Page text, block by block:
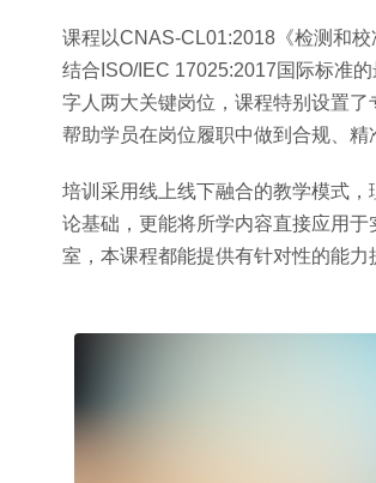
课程以CNAS-CL01:2018《检测和
结合ISO/IEC 17025:2017国际标准
字人两大关键岗位，课程特别设置
帮助学员在岗位履职中做到合规、精
培训采用线上线下融合的教学模式
论基础，更能将所学内容直接应用
室，本课程都能提供有针对性的能力